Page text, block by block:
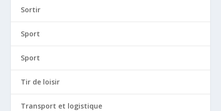
Sortir
Sport
Sport
Tir de loisir
Transport et logistique